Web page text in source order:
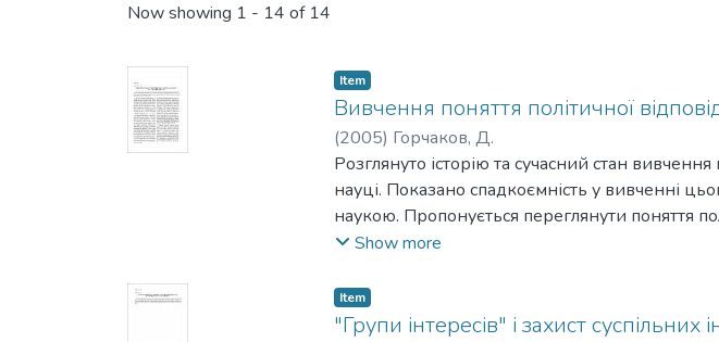
Now showing 1 - 14 of 14
Item
Вивчення поняття політичної
(2005) Горчаков, Д.
Розглянуто історію та сучасний стан вивчення
науці. Показано спадкоємність у вивченні
наукою. Пропонується переглянути поняття
зміни парадигми в суспільних науках.
Show more
Item
"Групи інтересів" і захист